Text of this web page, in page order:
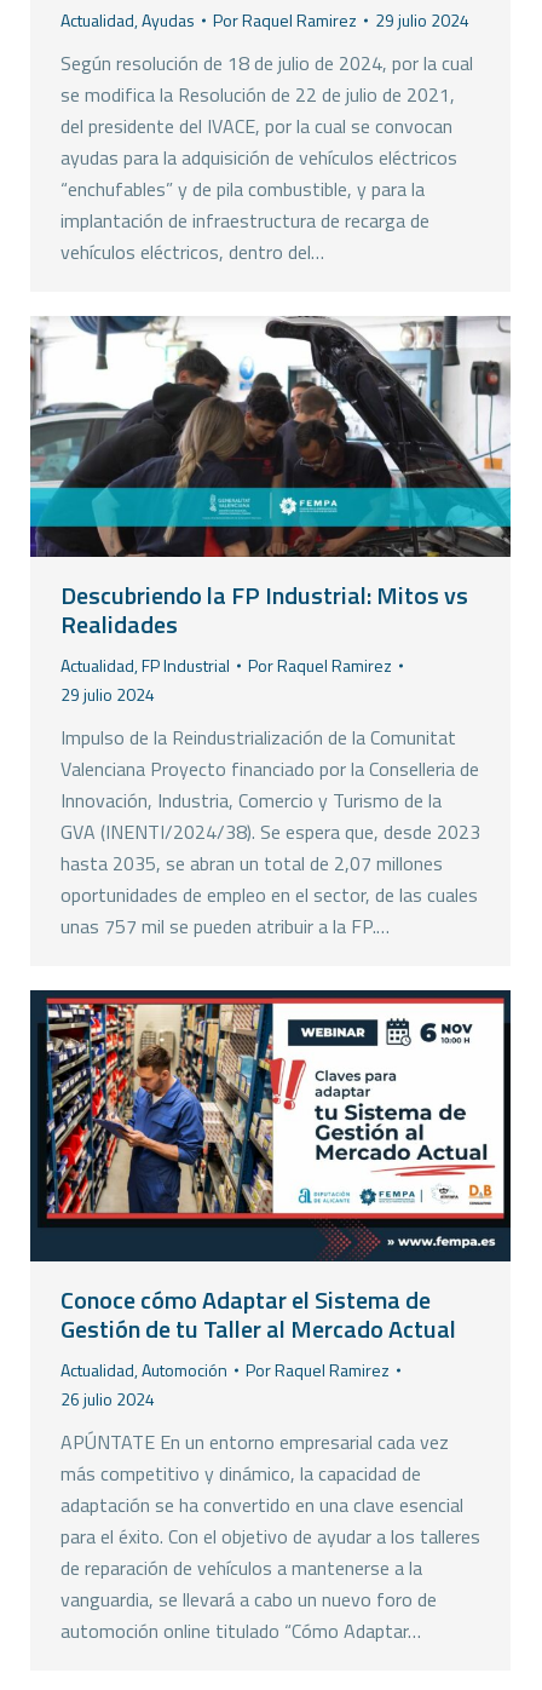
Actualidad,Ayudas PorRaquel Ramirez 29 julio 2024
Según resolución de 18 de julio de 2024, por la cual
se modifica la Resolución de 22 de julio de 2021,
del presidente del IVACE, por la cual se convocan
ayudas para la adquisición de vehículos eléctricos
“enchufables” y de pila combustible, y para la
implantación de infraestructura de recarga de
vehículos eléctricos, dentro del…
Descubriendo la FP Industrial: Mitos vs
Realidades
Actualidad,FP Industrial PorRaquel Ramirez
29 julio 2024
Impulso de la Reindustrialización de la Comunitat
Valenciana Proyecto financiado por la Conselleria de
Innovación, Industria, Comercio y Turismo de la
GVA (INENTI/2024/38). Se espera que, desde 2023
hasta 2035, se abran un total de 2,07 millones
oportunidades de empleo en el sector, de las cuales
unas 757 mil se pueden atribuir a la FP.…
Conoce cómo Adaptar el Sistema de
Gestión de tu Taller al Mercado Actual
Actualidad,Automoción PorRaquel Ramirez
26 julio 2024
APÚNTATE En un entorno empresarial cada vez
más competitivo y dinámico, la capacidad de
adaptación se ha convertido en una clave esencial
para el éxito. Con el objetivo de ayudar a los talleres
de reparación de vehículos a mantenerse a la
vanguardia, se llevará a cabo un nuevo foro de
automoción online titulado “Cómo Adaptar…